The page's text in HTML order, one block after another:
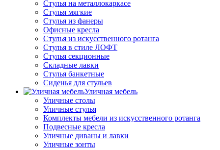
Стулья на металлокаркасе
Стулья мягкие
Стулья из фанеры
Офисные кресла
Стулья из искусственного ротанга
Стулья в стиле ЛОФТ
Стулья секционные
Складные лавки
Стулья банкетные
Сиденья для стульев
Уличная мебель
Уличные столы
Уличные стулья
Комплекты мебели из искусственного ротанга
Подвесные кресла
Уличные диваны и лавки
Уличные зонты